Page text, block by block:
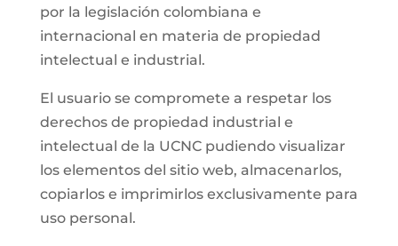
por la legislación colombiana e
internacional en materia de propiedad
intelectual e industrial.
El usuario se compromete a respetar los
derechos de propiedad industrial e
intelectual de la UCNC pudiendo visualizar
los elementos del sitio web, almacenarlos,
copiarlos e imprimirlos exclusivamente para
uso personal.